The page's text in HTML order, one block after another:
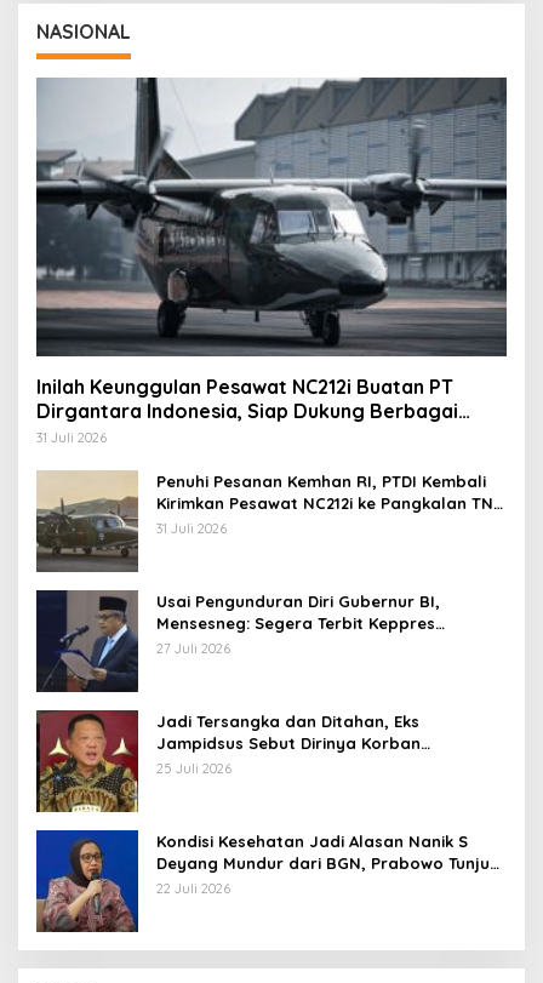
NASIONAL
Inilah Keunggulan Pesawat NC212i Buatan PT
Dirgantara Indonesia, Siap Dukung Berbagai
Operasi TNI
31 Juli 2026
Penuhi Pesanan Kemhan RI, PTDI Kembali
Kirimkan Pesawat NC212i ke Pangkalan TNI
AU
31 Juli 2026
Usai Pengunduran Diri Gubernur BI,
Mensesneg: Segera Terbit Keppres
Pemberhentian dengan Hormat
27 Juli 2026
Jadi Tersangka dan Ditahan, Eks
Jampidsus Sebut Dirinya Korban
Kriminalisasi
25 Juli 2026
Kondisi Kesehatan Jadi Alasan Nanik S
Deyang Mundur dari BGN, Prabowo Tunjuk
Wamentan Sudaryono
22 Juli 2026